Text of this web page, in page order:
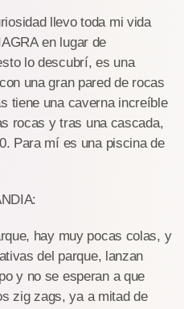
llevo toda mi vida
en lugar de
lo descubrí, es una
una gran pared de rocas
tiene una caverna increíble
rocas y tras una cascada,
Para mí es una piscina de
hay muy pocas colas, y
del parque, lanzan
y no se esperan a que
zig zags, ya a mitad de